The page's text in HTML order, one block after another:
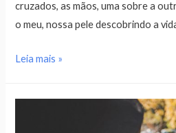
cruzados, as mãos, uma sobre a
o meu, nossa pele descobrindo a
Leia mais »